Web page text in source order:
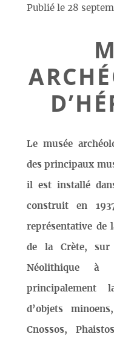
Publié le 28
Le musée
des principaux
il est installé
construit en
représentative de
de la Crète,
Néolithique à
principalement
d’objets
Cnossos,